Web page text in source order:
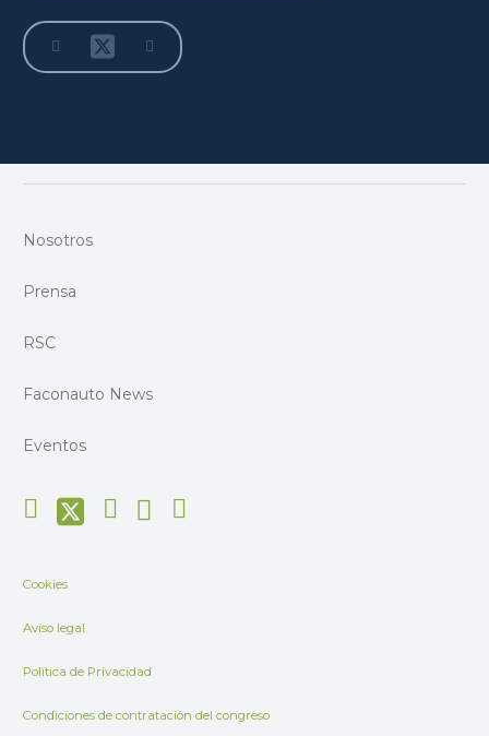
Nosotros
Prensa
RSC
Faconauto News
Eventos
Cookies
Aviso legal
Política de Privacidad
Condiciones de contratación del congreso